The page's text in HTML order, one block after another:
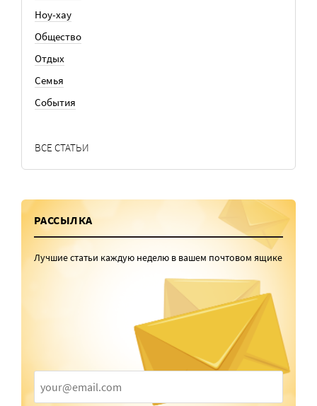
Ноу-хау
Общество
Отдых
Семья
События
ВСЕ СТАТЬИ
РАССЫЛКА
Лучшие статьи каждую неделю в вашем почтовом ящике